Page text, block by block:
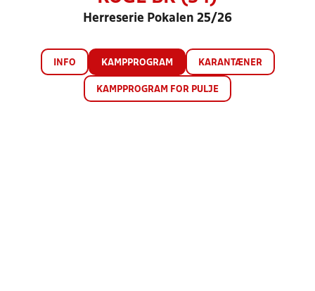
Herreserie Pokalen 25/26
INFO KAMPPROGRAM KARANTÆNER
KAMPPROGRAM FOR PULJE